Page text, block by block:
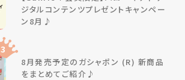
ジタルコンテンツプレゼントキャンペー
ン8月♪
3
8月発売予定のガシャポン (R) 新商品
をまとめてご紹介♪